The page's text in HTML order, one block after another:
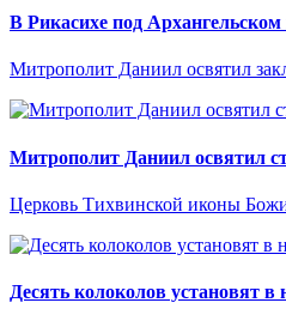
В Рикасихе под
Митрополит Даниил освятил
Митрополит Даниил освятил
Церковь Тихвинской иконы
Десять колоколов установят